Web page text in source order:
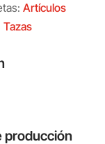
Artículos
Tazas
producción